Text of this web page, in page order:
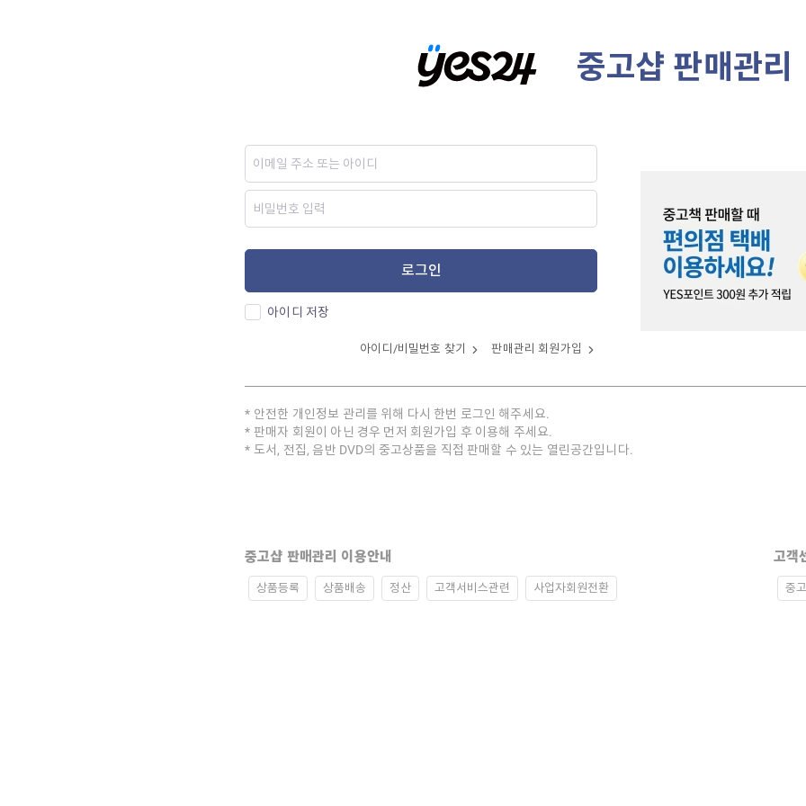
중고샵 판매관리
로그인
아이디 저장
아이디/비밀번호 찾기 판매관리 회원가입
안전한 개인정보 관리를 위해 다시 한번 로그인 해주세요.
판매자 회원이 아닌 경우 먼저 회원가입 후 이용해 주세요.
도서, 전집, 음반 DVD의 중고상품을 직접 판매할 수 있는 열린공간입니다.
중고샵 판매관리 이용안내
상품등록 상품배송 정산 고객서비스관련 사업자회원전환
고객
중